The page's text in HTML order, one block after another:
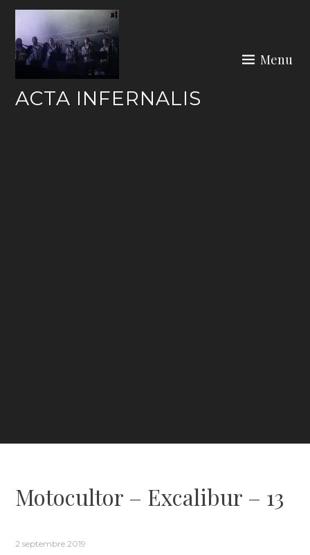
Skip
content
ACTA INFERNALIS
Menu
Motocultor – Excalibur – 13
2 septembre 2019